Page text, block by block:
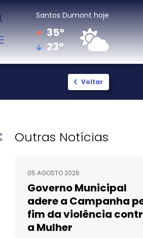
Cadastro
Paulo Gustavo
Xavier
Resultado Final: E.
Xavier
CEMAM 2026
Santos Dumont hoje
35º
23º
Voltar
Outras Notícias
05 AGOSTO 2026
Governo Municipal
adere a Campanha
fim da violência
a Mulher